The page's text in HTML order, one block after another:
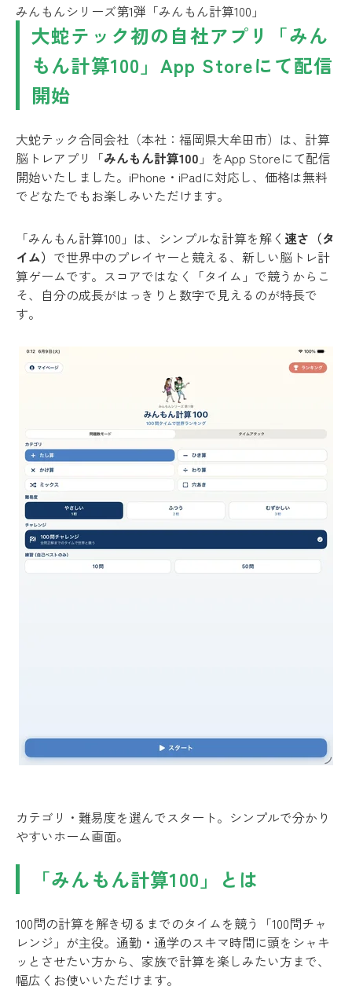
みんもんシリーズ第1弾「みんもん計算100」
大蛇テック初の自社アプリ「みん
もん計算100」App Storeにて配信
開始
大蛇テック合同会社（本社：福岡県大牟田市）は、計算
脳トレアプリ「みんもん計算100 」をApp Storeにて配信
開始いたしました。iPhone・iPadに対応し、価格は無料
でどなたでもお楽しみいただけます。
「みんもん計算100」は、シンプルな計算を解く 速さ（タ
イム） で世界中のプレイヤーと競える、新しい脳トレ計
算ゲームです。スコアではなく「タイム」で競うからこ
そ、自分の成長がはっきりと数字で見えるのが特長で
す。
カテゴリ・難易度を選んでスタート。シンプルで分かり
やすいホーム画面。
「みんもん計算100」とは
100問の計算を解き切るまでのタイムを競う「100問チャ
レンジ」が主役。通勤・通学のスキマ時間に頭をシャキ
ッとさせたい方から、家族で計算を楽しみたい方まで、
幅広くお使いいただけます。